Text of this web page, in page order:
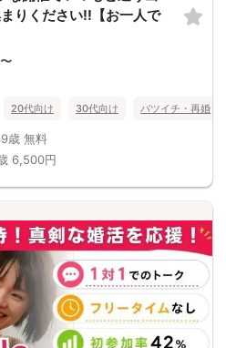
りください!!【お一人で
20代向け 30代向け バツイチ・再婚
歳 無料
6,500円